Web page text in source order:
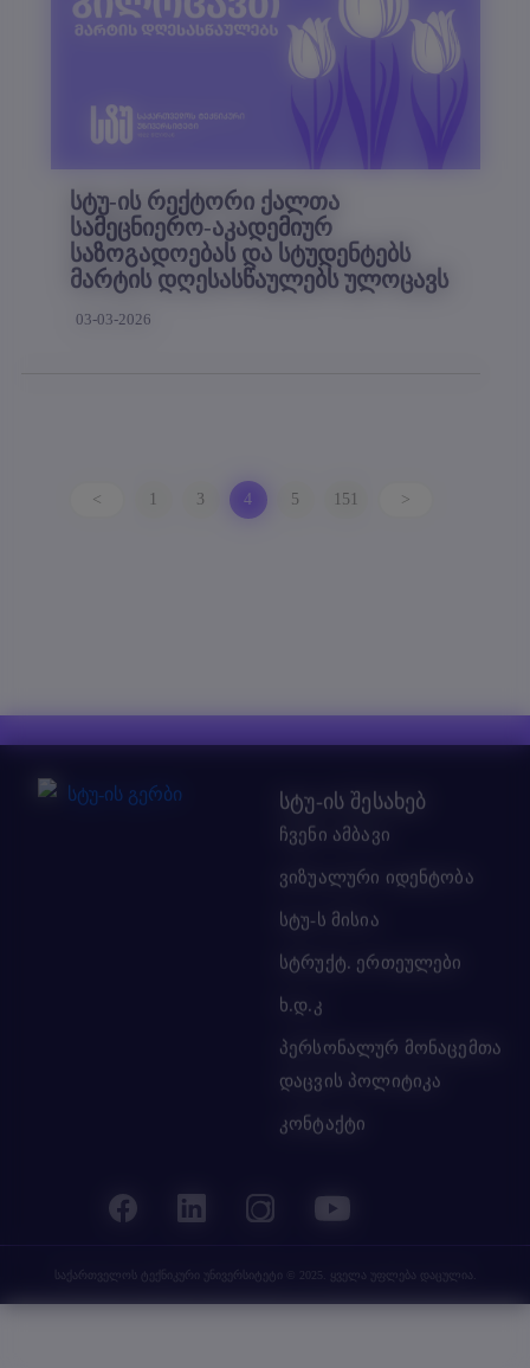
სტუ-ის რექტორი ქალთა
სამეცნიერო-აკადემიურ
საზოგადოებას და სტუდენტებს
მარტის დღესასწაულებს ულოცავს
03-03-2026
< 3 4 5 151 >
სტუ-ის შესახებ
ჩვენი ამბავი
ვიზუალური იდენტობა
სტუ-ს მისია
სტრუქტ. ერთეულები
ხ.დ.კ
პერსონალურ მონაცემთა
დაცვის პოლიტიკა
კონტაქტი
საქართველოს ტექნიკური უნივერსიტეტი © 2025. ყველა უფლება დაცულია.